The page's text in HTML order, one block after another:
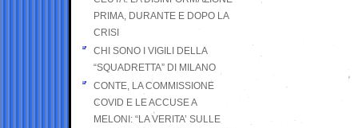
PRIMA, DURANTE E DOPO LA
CRISI
CHI SONO I VIGILI DELLA
“SQUADRETTA” DI MILANO
CONTE, LA COMMISSIONE
COVID E LE ACCUSE A
MELONI: “LA VERITA’ SULLE